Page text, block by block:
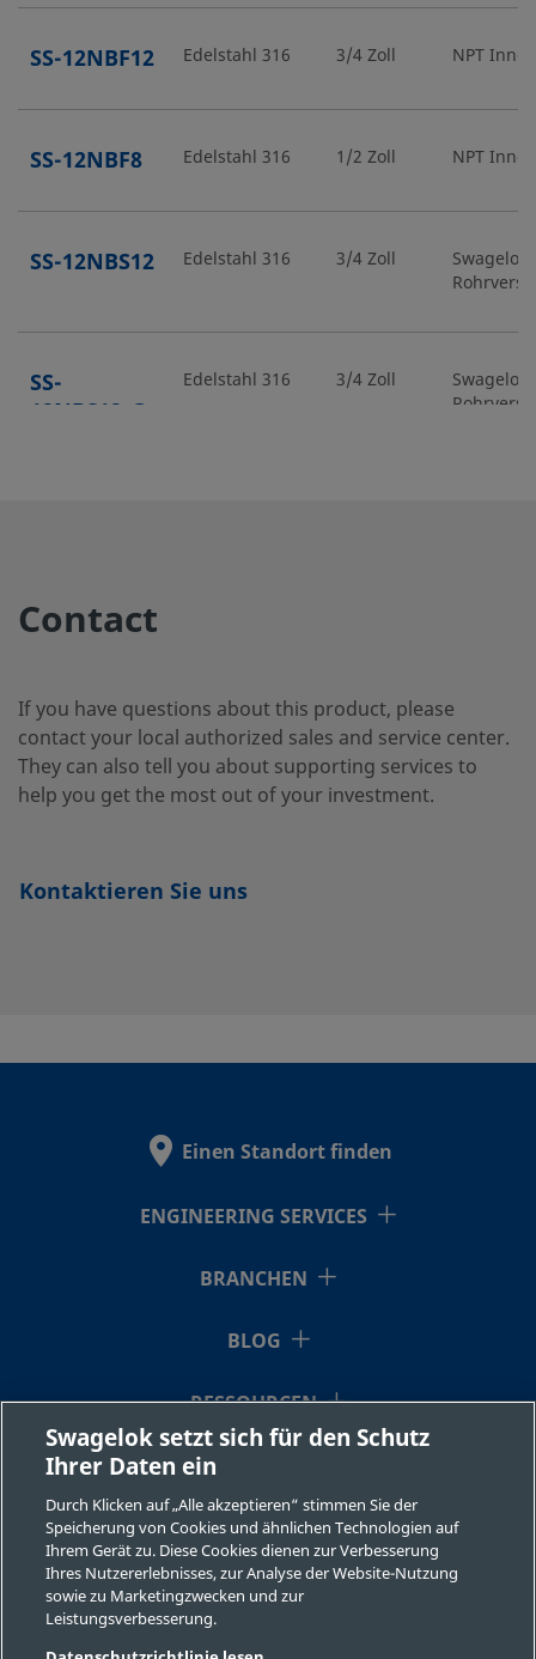
SS-12NBF12 Edelstahl 316 3/4 Zoll NPT
SS-12NBF8 Edelstahl 316 1/2 Zoll NPT
SS-12NBS12 Edelstahl 316 3/4 Zoll
SS-
12NBS12-G
Edelstahl 316 3/4 Zoll
SS-12NBS8
SS-12NBS8-
G
Edelstahl 316 1/2 Zoll
SS-
Edelstahl 316
Edelstahl 316 1/4 Zoll
Edelstahl 316
SS-3NBS4 Edelstahl 316
SS-3NBS4-
BKP-G
Edelstahl 316
Contact
If you have questions about this product, please
contact your local authorized sales and service center.
They can also tell you about supporting services to
help you get the most out of your investment.
Kontaktieren Sie uns
Einen Standort finden
ENGINEERING SERVICES
BRANCHEN
BLOG
RESSOURCEN
ÜBER UNS
©2026 Swagelok Company. Alle Rechte vorbehalten.
Swagelok setzt sich für den Schutz
Ihrer Daten ein
Durch Klicken auf „Alle akzeptieren“ stimmen Sie der
Speicherung von Cookies und ähnlichen Technologien auf
Ihrem Gerät zu. Diese Cookies dienen zur Verbesserung
Ihres Nutzererlebnisses, zur Analyse der Website-Nutzung
sowie zu Marketingzwecken und zur
Leistungsverbesserung.